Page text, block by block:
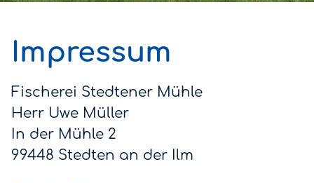
Impressum
Fischerei Stedtener Mühle
Herr Uwe Müller
In der Mühle 2
99448 Stedten an der Ilm